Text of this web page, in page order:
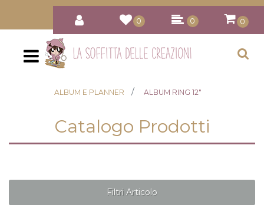
0 0 0
Open
ALBUM E PLANNER ALBUM RING 12"
Catalogo Prodotti
Filtri Articolo